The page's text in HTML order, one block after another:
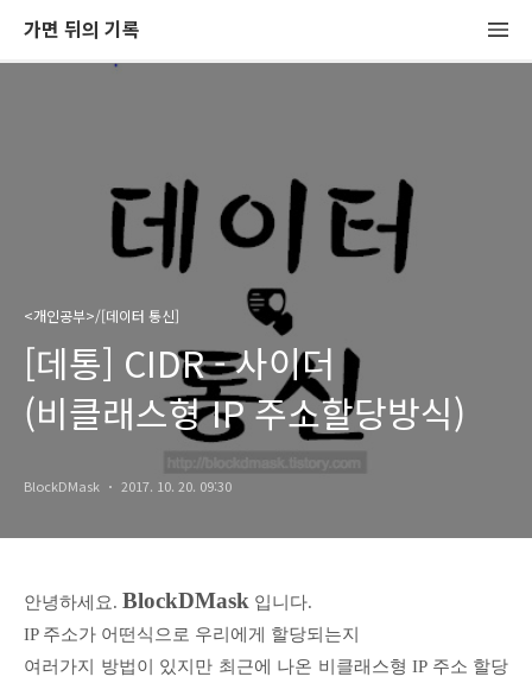
가면 뒤의 기록
<개인공부>/[데이터 통신]
[데통] CIDR - 사이더
(비클래스형 IP 주소할당방식)
BlockDMask 2017. 10. 20. 09:30
안녕하세요. BlockDMask 입니다.
IP 주소가 어떤식으로 우리에게 할당되는지
여러가지 방법이 있지만 최근에 나온 비클래스형 IP 주소 할당